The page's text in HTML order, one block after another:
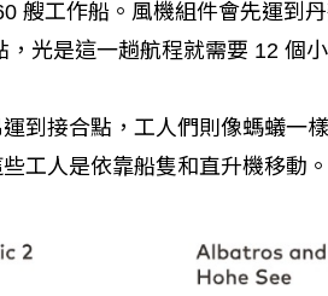
艘工作船。風機組件會先運到
光是這一趟航程就需要 12 個小
到接合點，工人們則像螞蟻一
工人是依靠船隻和直升機移動。